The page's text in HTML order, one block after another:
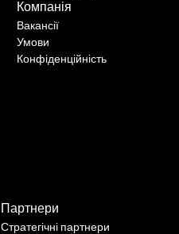
Партнери
Стратегічні партнери
Компанія
Вакансії
Умови
Конфіденційність